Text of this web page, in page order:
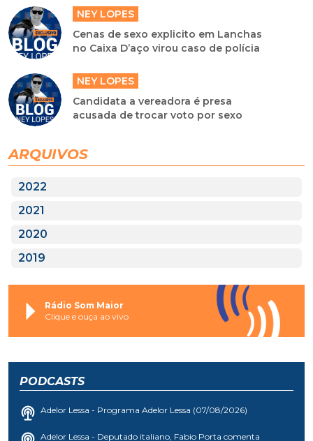
NEY LOPES
Cenas de sexo explicito em Lanchas
no Caixa D’aço virou caso de polícia
NEY LOPES
Candidata a vereadora é presa
acusada de trocar voto por sexo
ARQUIVOS
2022
2021
2020
2019
Rádio Som Maior
Clique e ouça ao vivo
PODCASTS
Adelor Lessa - Programa Adelor Lessa (07/08/2026)
Adelor Lessa - Deputado italiano, Fabio Porta comenta